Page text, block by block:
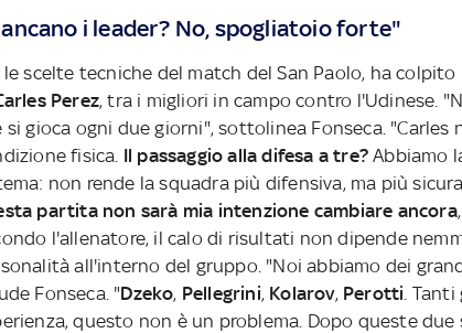
i leader? No, spogliatoio forte"
le scelte tecniche del match del San Paolo, ha
Perez, tra i migliori in campo contro l'Udinese.
si gioca ogni due giorni", sottolinea Fonseca. "Carles
fisica. Il passaggio alla difesa a tre?Abbiamo
non rende la squadra più difensiva, ma più
partita non sarà mia intenzione cambiare ancora
l'allenatore, il calo di risultati non dipende
all'interno del gruppo. "Noi abbiamo dei
Fonseca. "Dzeko, Pellegrini, Kolarov, Perotti.
questo non è un problema. Dopo queste